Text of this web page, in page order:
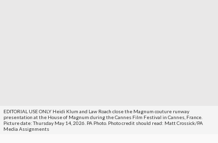
EDITORIAL USE ONLY Heidi Klum and Law Roach close the Magnum couture runway
presentation at the House of Magnum during the Cannes Film Festival in Cannes, France.
Picture date: Thursday May 14, 2026. PA Photo. Photo credit should read: Matt Crossick/PA
Media Assignments